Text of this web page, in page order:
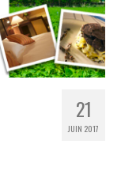
21
JUIN 2017